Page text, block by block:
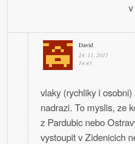
David
24. 11. 2011
14.43
vlaky (rychliky i
nadrazi. To myslis, ze
z Pardubic nebo
vystoupit v Zidenicich